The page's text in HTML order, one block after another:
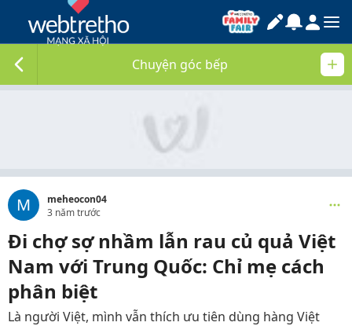
Chuyện góc bếp
M
meheocon04
3 năm trước
Đi chợ sợ nhầm lẫn rau củ quả Việt
Nam với Trung Quốc: Chỉ mẹ cách
phân biệt
Là người Việt, mình vẫn thích ưu tiên dùng hàng Việt